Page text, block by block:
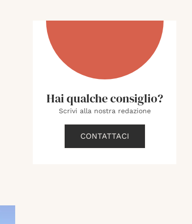
Hai qualche consiglio?
Scrivi alla nostra redazione
CONTATTACI